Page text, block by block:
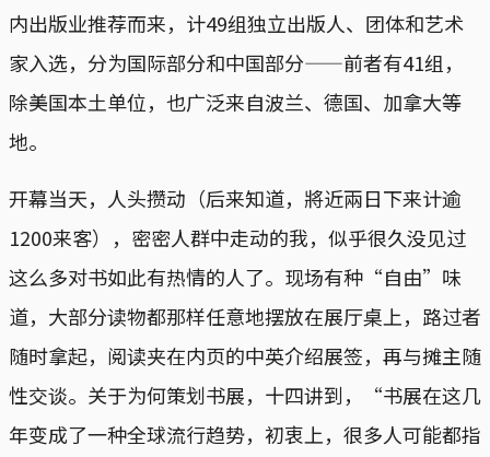
内出版业推荐而来，计49组独立出版人、团体和艺术
家入选，分为国际部分和中国部分——前者有41组，
除美国本土单位，也广泛来自波兰、德国、加拿大等
地。
开幕当天，人头攒动（后来知道，將近兩日下来计逾
1200来客），密密人群中走动的我，似乎很久没见过
这么多对书如此有热情的人了。现场有种“自由”味
道，大部分读物都那样任意地摆放在展厅桌上，路过者
随时拿起，阅读夹在内页的中英介绍展签，再与摊主随
性交谈。关于为何策划书展，十四讲到，“书展在这几
年变成了一种全球流行趋势，初衷上，很多人可能都指